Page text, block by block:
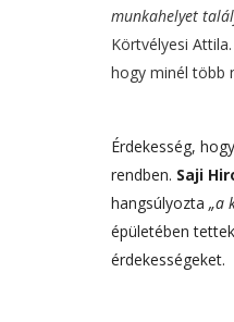
munkahelyet
Körtvélyesi
hogy minél több
Érdekesség,
rendben. Saji
hangsúlyozta „a
épületében
érdekességeket.